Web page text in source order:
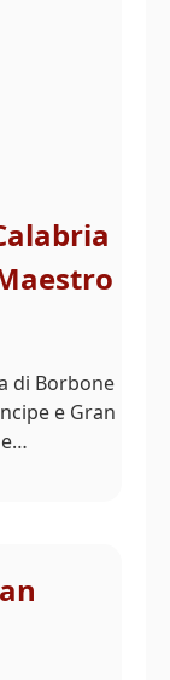
di Borbone
e Gran